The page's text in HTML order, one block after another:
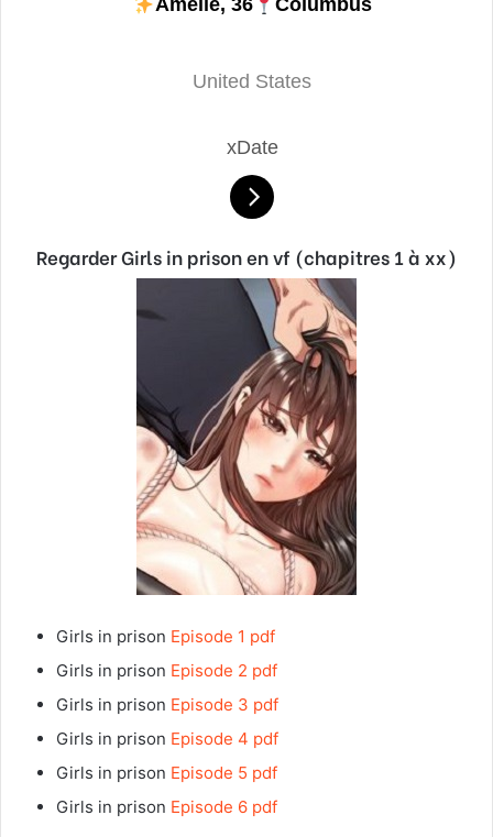
United States
xDate
Regarder Girls in prison en vf (chapitres 1 à xx)
Girls in prison Episode 1 pdf
Girls in prison Episode 2 pdf
Girls in prison Episode 3 pdf
Girls in prison Episode 4 pdf
Girls in prison Episode 5 pdf
Girls in prison Episode 6 pdf